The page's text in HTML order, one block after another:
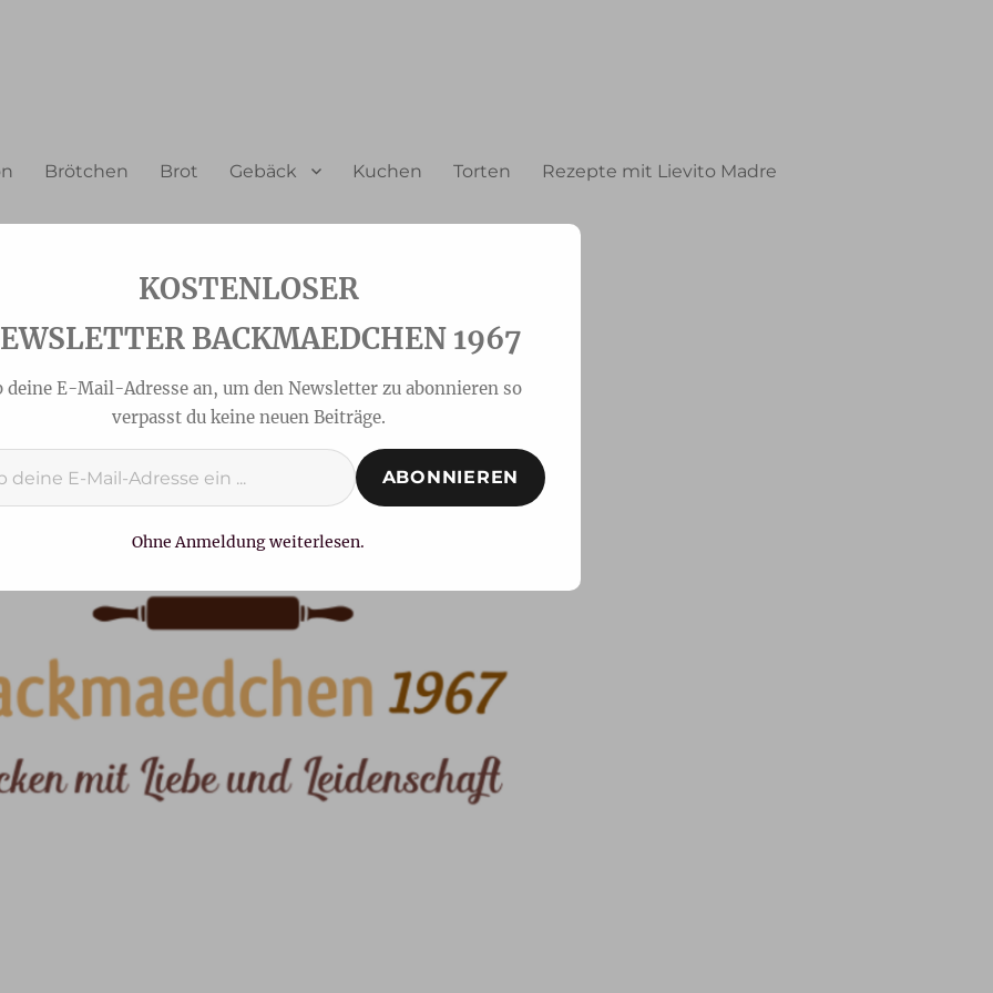
Brötchen Brot Gebäck Kuchen Torten Rezepte mit Lievito Madre
BACKMAEDCHEN 1967
deine E-Mail-Adresse an, um den Newsletter zu abonnieren so
verpasst du keine neuen Beiträge.
ABONNIEREN
Ohne Anmeldung weiterlesen.